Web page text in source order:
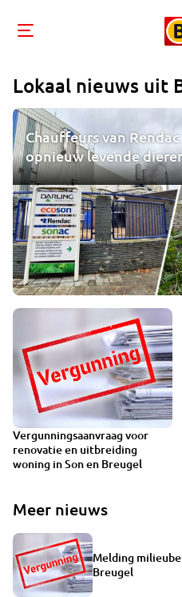
Lokaal nieuws uit
Chauffeurs van
opnieuw levende
Vergunningsaanvraag voor
renovatie en uitbreiding
woning in Son en Breugel
Meer nieuws
Melding
Breugel